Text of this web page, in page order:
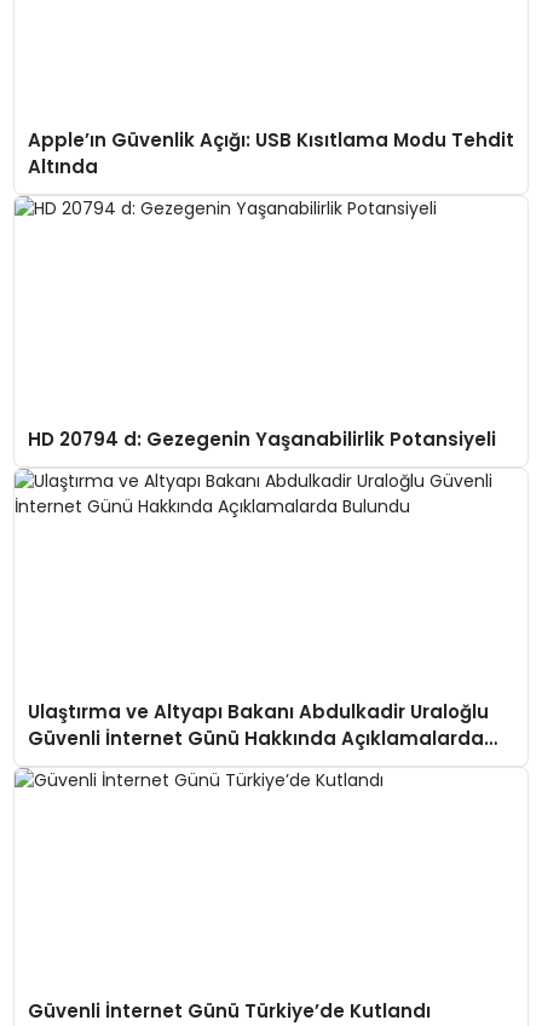
Apple’ın Güvenlik Açığı: USB Kısıtlama Modu Tehdit
Altında
HD 20794 d: Gezegenin Yaşanabilirlik Potansiyeli
Ulaştırma ve Altyapı Bakanı Abdulkadir Uraloğlu
Güvenli İnternet Günü Hakkında Açıklamalarda
Bulundu
Güvenli İnternet Günü Türkiye’de Kutlandı